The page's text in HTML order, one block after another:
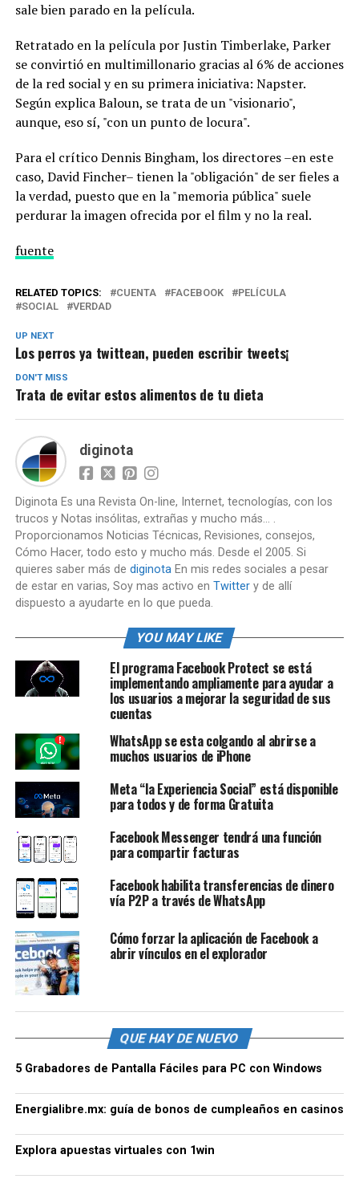
sale bien parado en la película.
Retratado en la película por Justin Timberlake, Parker
se convirtió en multimillonario gracias al 6% de acciones
de la red social y en su primera iniciativa: Napster.
Según explica Baloun, se trata de un "visionario",
aunque, eso sí, "con un punto de locura".
Para el crítico Dennis Bingham, los directores –en este
caso, David Fincher– tienen la "obligación" de ser fieles a
la verdad, puesto que en la "memoria pública" suele
perdurar la imagen ofrecida por el film y no la real.
fuente
RELATED TOPICS: CUENTA FACEBOOK
PELÍCULA
SOCIAL
VERDAD
UP NEXT
Los perros ya twittean, pueden escribir tweets¡
DON'T MISS
Trata de evitar estos alimentos de tu dieta
diginota
Diginota Es una Revista On-line, Internet, tecnologías, con los
trucos y Notas insólitas, extrañas y mucho más... .
Proporcionamos Noticias Técnicas, Revisiones, consejos,
Cómo Hacer, todo esto y mucho más. Desde el 2005. Si
quieres saber más de diginotaEn mis redes sociales a pesar
de estar en varias, Soy mas activo en Twittery de allí
dispuesto a ayudarte en lo que pueda.
YOU MAY LIKE
El programa Facebook Protect se está
implementando ampliamente para ayudar a
los usuarios a mejorar la seguridad de sus
cuentas
WhatsApp se esta colgando al abrirse a
muchos usuarios de iPhone
Meta “la Experiencia Social” está disponible
para todos y de forma Gratuita
Facebook Messenger tendrá una función
para compartir facturas
Facebook habilita transferencias de dinero
vía P2P a través de WhatsApp
Cómo forzar la aplicación de Facebook a
abrir vínculos en el explorador
QUE HAY DE NUEVO
5 Grabadores de Pantalla Fáciles para PC con Windows
Energialibre.mx: guía de bonos de cumpleaños en casinos
Explora apuestas virtuales con 1win